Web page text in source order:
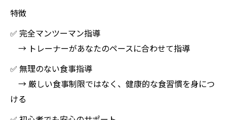
特徴
✅ 完全マンツーマン指導
→ トレーナーがあなたのペースに合わせて指導
✅ 無理のない食事指導
→ 厳しい食事制限ではなく、健康的な食習慣を身につ
ける